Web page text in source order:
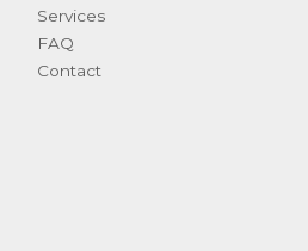
Services
FAQ
Contact